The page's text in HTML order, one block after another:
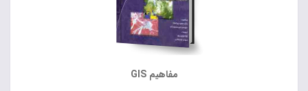
مفاهیم GIS